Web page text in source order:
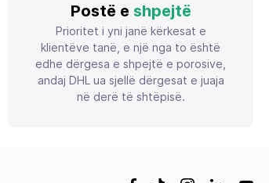
Postë e shpejtë
Prioritet i yni janë kërkesat e
klientëve tanë, e një nga to është
edhe dërgesa e shpejtë e porosive,
andaj DHL ua sjellë dërgesat e juaja
në derë të shtëpisë.